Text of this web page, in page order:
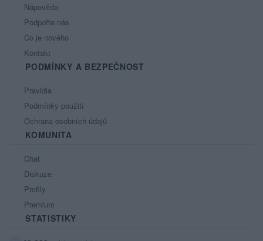
Nápověda
Podpořte nás
Co je nového
Kontakt
PODMÍNKY A BEZPEČNOST
Pravidla
Podmínky použití
Ochrana osobních údajů
KOMUNITA
Chat
Diskuze
Profily
Premium
STATISTIKY